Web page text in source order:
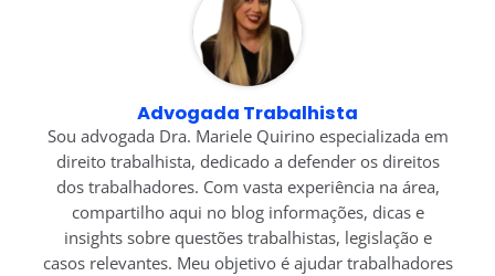
Advogada Trabalhista
Sou advogada Dra. Mariele Quirino especializada em
direito trabalhista, dedicado a defender os direitos
dos trabalhadores. Com vasta experiência na área,
compartilho aqui no blog informações, dicas e
insights sobre questões trabalhistas, legislação e
casos relevantes. Meu objetivo é ajudar trabalhadores